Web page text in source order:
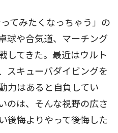
てみたくなっちゃう」の
球や合気道、マーチング
してきた。最近はウルト
スキューバダイビングを
力はあると自負してい
のは、そんな視野の広さ
後悔よりやって後悔した